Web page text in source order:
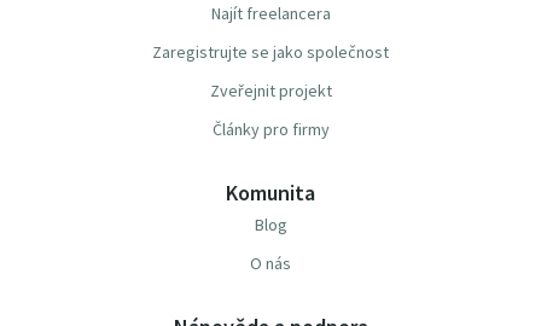
Najít freelancera
Zaregistrujte se jako společnost
Zveřejnit projekt
Články pro firmy
Komunita
Blog
O nás